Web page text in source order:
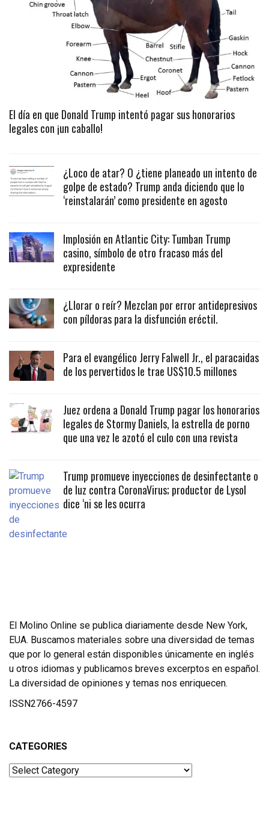
El día en que Donald Trump intentó pagar sus honorarios
legales con ¡un caballo!
¿Loco de atar? O ¿tiene planeado un intento de
golpe de estado? Trump anda diciendo que lo
‘reinstalarán’ como presidente en agosto
Implosión en Atlantic City: Tumban Trump
casino, símbolo de otro fracaso más del
expresidente
¿Llorar o reír? Mezclan por error antidepresivos
con píldoras para la disfunción eréctil.
Para el evangélico Jerry Falwell Jr., el paracaidas
de los pervertidos le trae US$10.5 millones
Juez ordena a Donald Trump pagar los honorarios
legales de Stormy Daniels, la estrella de porno
que una vez le azotó el culo con una revista
Trump promueve inyecciones de desinfectante o
de luz contra CoronaVirus; productor de Lysol
dice ‘ni se les ocurra
El Molino Online se publica diariamente desde New York,
EUA. Buscamos materiales sobre una diversidad de temas
que por lo general están disponibles únicamente en inglés
u otros idiomas y publicamos breves excerptos en español.
La diversidad de opiniones y temas nos enriquecen.
ISSN2766-4597
CATEGORIES
Categories